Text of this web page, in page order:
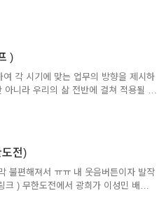
들어 내는 그림이나 영상을 보면 참
들어 낸다"는 이 환상적인 문장은 일견
이 없거든. ^^AI는 그림을 배우..
)
각 시기에 맞는 업무의 방향을 제시하
니라 우리의 삶 전반에 걸쳐 적용될 만
히 탐색의 범위를 넓히며 고민하지.
으로 이 일을 몰고 가볼까? 이 의미의
런 특성이 생길 수 있지만 일단은..
전)
불편해져서 ㅠㅠ 내 웃음버튼이자 발작
) 무한도전에서 광희가 이성민 배우에